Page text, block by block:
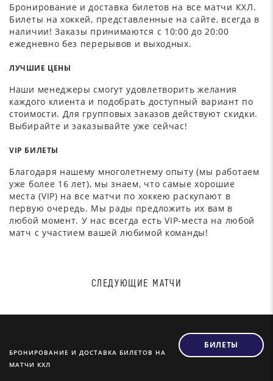
Бронирование и доставка билетов на все матчи КХЛ.
Билеты на хоккей, представленные на сайте, всегда в
наличии! Заказы принимаются с 10:00 до 20:00
ежедневно без перерывов и выходных.
ЛУЧШИЕ ЦЕНЫ
Наши менеджеры смогут удовлетворить желания
каждого клиента и подобрать доступный вариант по
стоимости. Для групповых заказов действуют скидки.
Выбирайте и заказывайте уже сейчас!
VIP БИЛЕТЫ
Благодаря нашему многолетнему опыту (мы работаем
уже более 16 лет), мы знаем, что самые хорошие
места (VIP) на все матчи по хоккею раскупают в
первую очередь. Мы рады предложить их вам в
любой момент. У нас всегда есть VIP-места на любой
матч с участием вашей любимой команды!
СЛЕДУЮЩИЕ МАТЧИ
БРОНИРОВАНИЕ И ДОСТАВКА БИЛЕТОВ НА
МАТЧИ КХЛ
БИЛЕТЫ